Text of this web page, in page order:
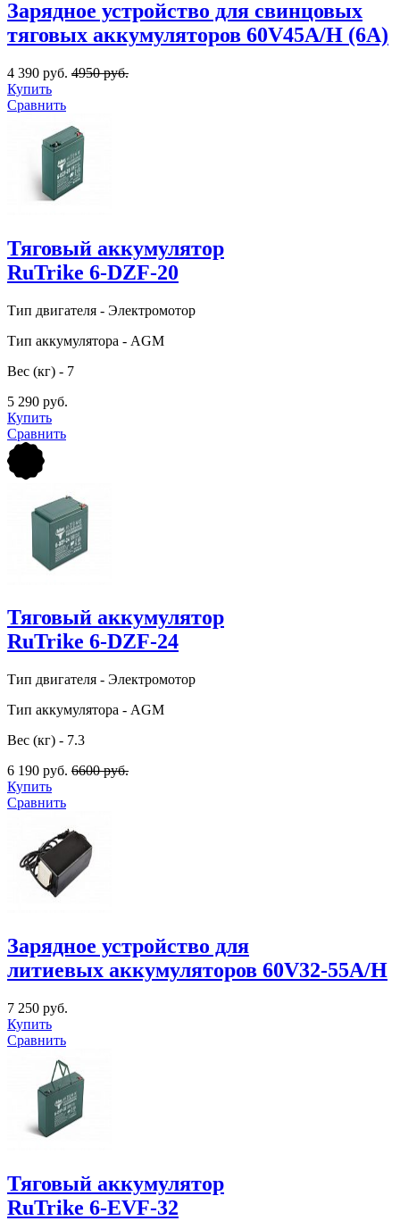
Зарядное устройство для свинцовых
тяговых аккумуляторов 60V45A/H (6A)
4 390 руб. 4950 руб.
Купить
Сравнить
Тяговый аккумулятор
RuTrike 6-DZF-20
Тип двигателя - Электромотор
Тип аккумулятора - AGM
Вес (кг) - 7
5 290 руб.
Купить
Сравнить
Тяговый аккумулятор
RuTrike 6-DZF-24
Тип двигателя - Электромотор
Тип аккумулятора - AGM
Вес (кг) - 7.3
6 190 руб. 6600 руб.
Купить
Сравнить
Зарядное устройство для
литиевых аккумуляторов 60V32-55A/H
7 250 руб.
Купить
Сравнить
Тяговый аккумулятор
RuTrike 6-EVF-32